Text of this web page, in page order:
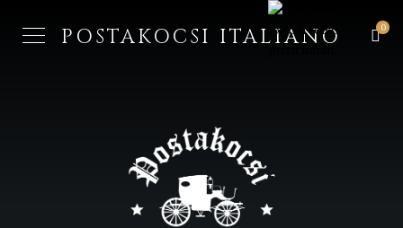
POSTAKOCSI ITALIANO 0